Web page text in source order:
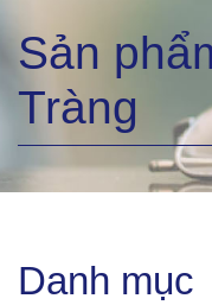
Sản
Tràng
Danh mục